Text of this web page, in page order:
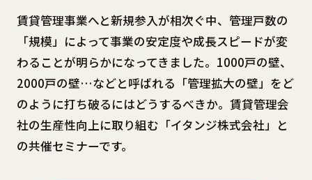
賃貸管理事業へと新規参入が相次ぐ中、管理戸数の
「規模」によって事業の安定度や成長スピードが変
わることが明らかになってきました。1000戸の壁、
2000戸の壁…などと呼ばれる「管理拡大の壁」をど
のように打ち破るにはどうするべきか。賃貸管理会
社の生産性向上に取り組む「イタンジ株式会社」と
の共催セミナーです。